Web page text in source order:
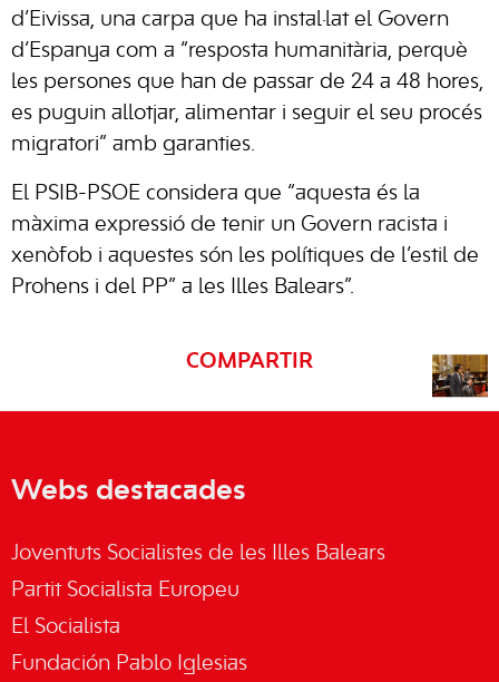
d’Eivissa, una carpa que ha instal·lat el Govern
d’Espanya com a “resposta humanitària, perquè
les persones que han de passar de 24 a 48 hores,
es puguin allotjar, alimentar i seguir el seu procés
migratori” amb garanties.
El PSIB-PSOE considera que “aquesta és la
màxima expressió de tenir un Govern racista i
xenòfob i aquestes són les polítiques de l’estil de
Prohens i del PP” a les Illes Balears”.
COMPARTIR
Webs destacades
Joventuts Socialistes de les Illes Balears
Partit Socialista Europeu
El Socialista
Fundación Pablo Iglesias